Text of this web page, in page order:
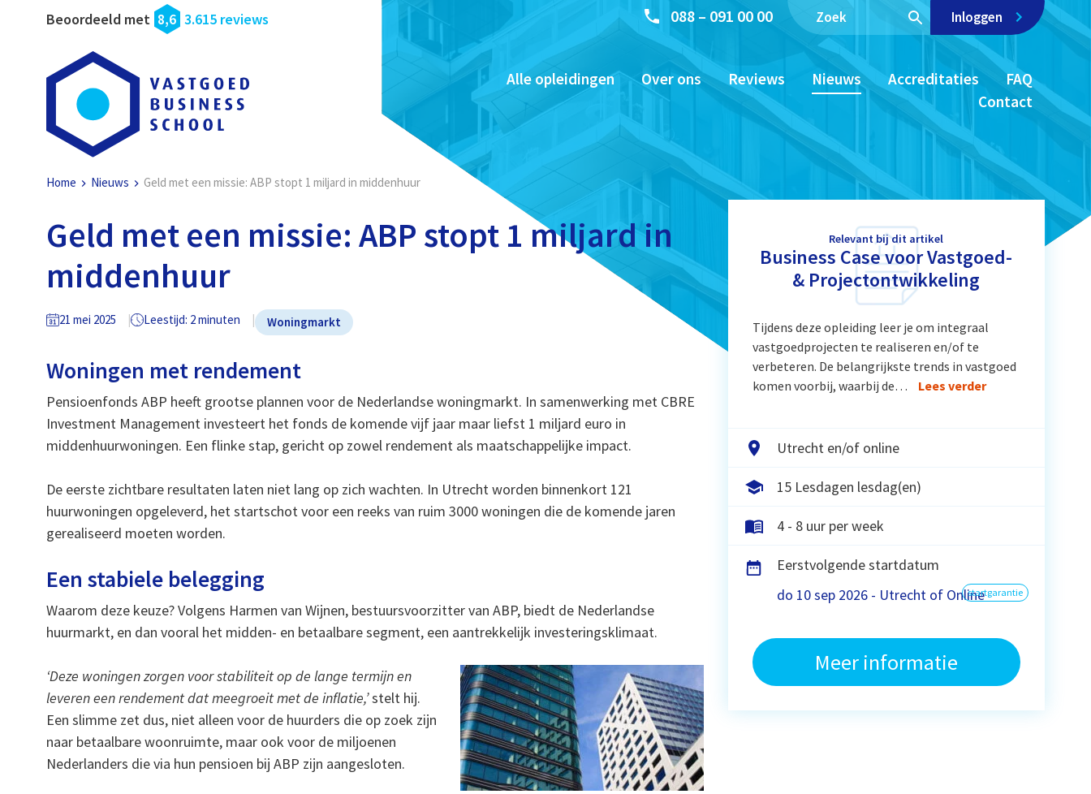
Beoordeeld met 8,6 3.615 reviews 088 – 091 00 00 Inloggen
Alle opleidingen Over ons Reviews Nieuws Accreditaties
FAQ
Contact
Home Nieuws Geld met een missie: ABP stopt 1 miljard in middenhuur
Geld met een missie: ABP stopt 1 miljard in
middenhuur
21 mei 2025 Leestijd: 2 minuten Woningmarkt
Woningen met rendement
Pensioenfonds ABP heeft grootse plannen voor de Nederlandse woningmarkt. In samenwerking met CBRE
Investment Management investeert het fonds de komende vijf jaar maar liefst 1 miljard euro in
middenhuurwoningen. Een flinke stap, gericht op zowel rendement als maatschappelijke impact.
De eerste zichtbare resultaten laten niet lang op zich wachten. In Utrecht worden binnenkort 121
huurwoningen opgeleverd, het startschot voor een reeks van ruim 3000 woningen die de komende jaren
gerealiseerd moeten worden.
Een stabiele belegging
Waarom deze keuze? Volgens Harmen van Wijnen, bestuursvoorzitter van ABP, biedt de Nederlandse
huurmarkt, en dan vooral het midden- en betaalbare segment, een aantrekkelijk investeringsklimaat.
‘Deze woningen zorgen voor stabiliteit op de lange termijn en
leveren een rendement dat meegroeit met de inflatie,’stelt hij.
Een slimme zet dus, niet alleen voor de huurders die op zoek zijn
naar betaalbare woonruimte, maar ook voor de miljoenen
Nederlanders die via hun pensioen bij ABP zijn aangesloten.
Relevant bij dit artikel
Business Case voor Vastgoed-
& Projectontwikkeling
Tijdens deze opleiding leer je om integraal
vastgoedprojecten te realiseren en/of te
verbeteren. De belangrijkste trends in vastgoed
komen voorbij, waarbij de…
Lees verder
Utrecht en/of online
15 Lesdagen lesdag(en)
4 - 8 uur per week
Eerstvolgende startdatum
do 10 sep 2026 - Utrecht of Onlinestartgarantie
Meer informatie